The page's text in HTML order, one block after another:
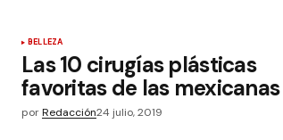
BELLEZA
Las 10 cirugías plásticas
favoritas de las mexicanas
porRedacción24 julio, 2019